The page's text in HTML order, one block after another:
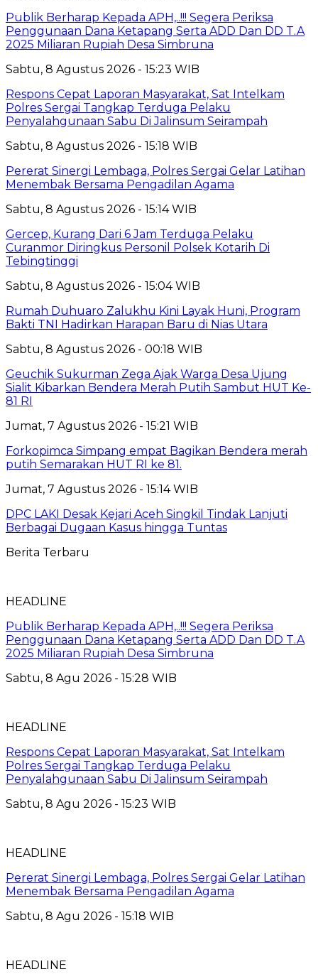
Publik Berharap Kepada APH,..!!! Segera Periksa
Penggunaan Dana Ketapang Serta ADD Dan DD T.A
2025 Miliaran Rupiah Desa Simbruna
Sabtu, 8 Agustus 2026 - 15:23 WIB
Respons Cepat Laporan Masyarakat, Sat Intelkam
Polres Sergai Tangkap Terduga Pelaku
Penyalahgunaan Sabu Di Jalinsum Seirampah
Sabtu, 8 Agustus 2026 - 15:18 WIB
Pererat Sinergi Lembaga, Polres Sergai Gelar Latihan
Menembak Bersama Pengadilan Agama
Sabtu, 8 Agustus 2026 - 15:14 WIB
Gercep, Kurang Dari 6 Jam Terduga Pelaku
Curanmor Diringkus Personil Polsek Kotarih Di
Tebingtinggi
Sabtu, 8 Agustus 2026 - 15:04 WIB
Rumah Duhuaro Zalukhu Kini Layak Huni, Program
Bakti TNI Hadirkan Harapan Baru di Nias Utara
Sabtu, 8 Agustus 2026 - 00:18 WIB
Geuchik Sukurman Zega Ajak Warga Desa Ujung
Sialit Kibarkan Bendera Merah Putih Sambut HUT Ke-
81 RI
Jumat, 7 Agustus 2026 - 15:21 WIB
Forkopimca Simpang empat Bagikan Bendera merah
putih Semarakan HUT RI ke 81.
Jumat, 7 Agustus 2026 - 15:14 WIB
DPC LAKI Desak Kejari Aceh Singkil Tindak Lanjuti
Berbagai Dugaan Kasus hingga Tuntas
Berita Terbaru
HEADLINE
Publik Berharap Kepada APH,..!!! Segera Periksa
Penggunaan Dana Ketapang Serta ADD Dan DD T.A
2025 Miliaran Rupiah Desa Simbruna
Sabtu, 8 Agu 2026 - 15:28 WIB
HEADLINE
Respons Cepat Laporan Masyarakat, Sat Intelkam
Polres Sergai Tangkap Terduga Pelaku
Penyalahgunaan Sabu Di Jalinsum Seirampah
Sabtu, 8 Agu 2026 - 15:23 WIB
HEADLINE
Pererat Sinergi Lembaga, Polres Sergai Gelar Latihan
Menembak Bersama Pengadilan Agama
Sabtu, 8 Agu 2026 - 15:18 WIB
HEADLINE